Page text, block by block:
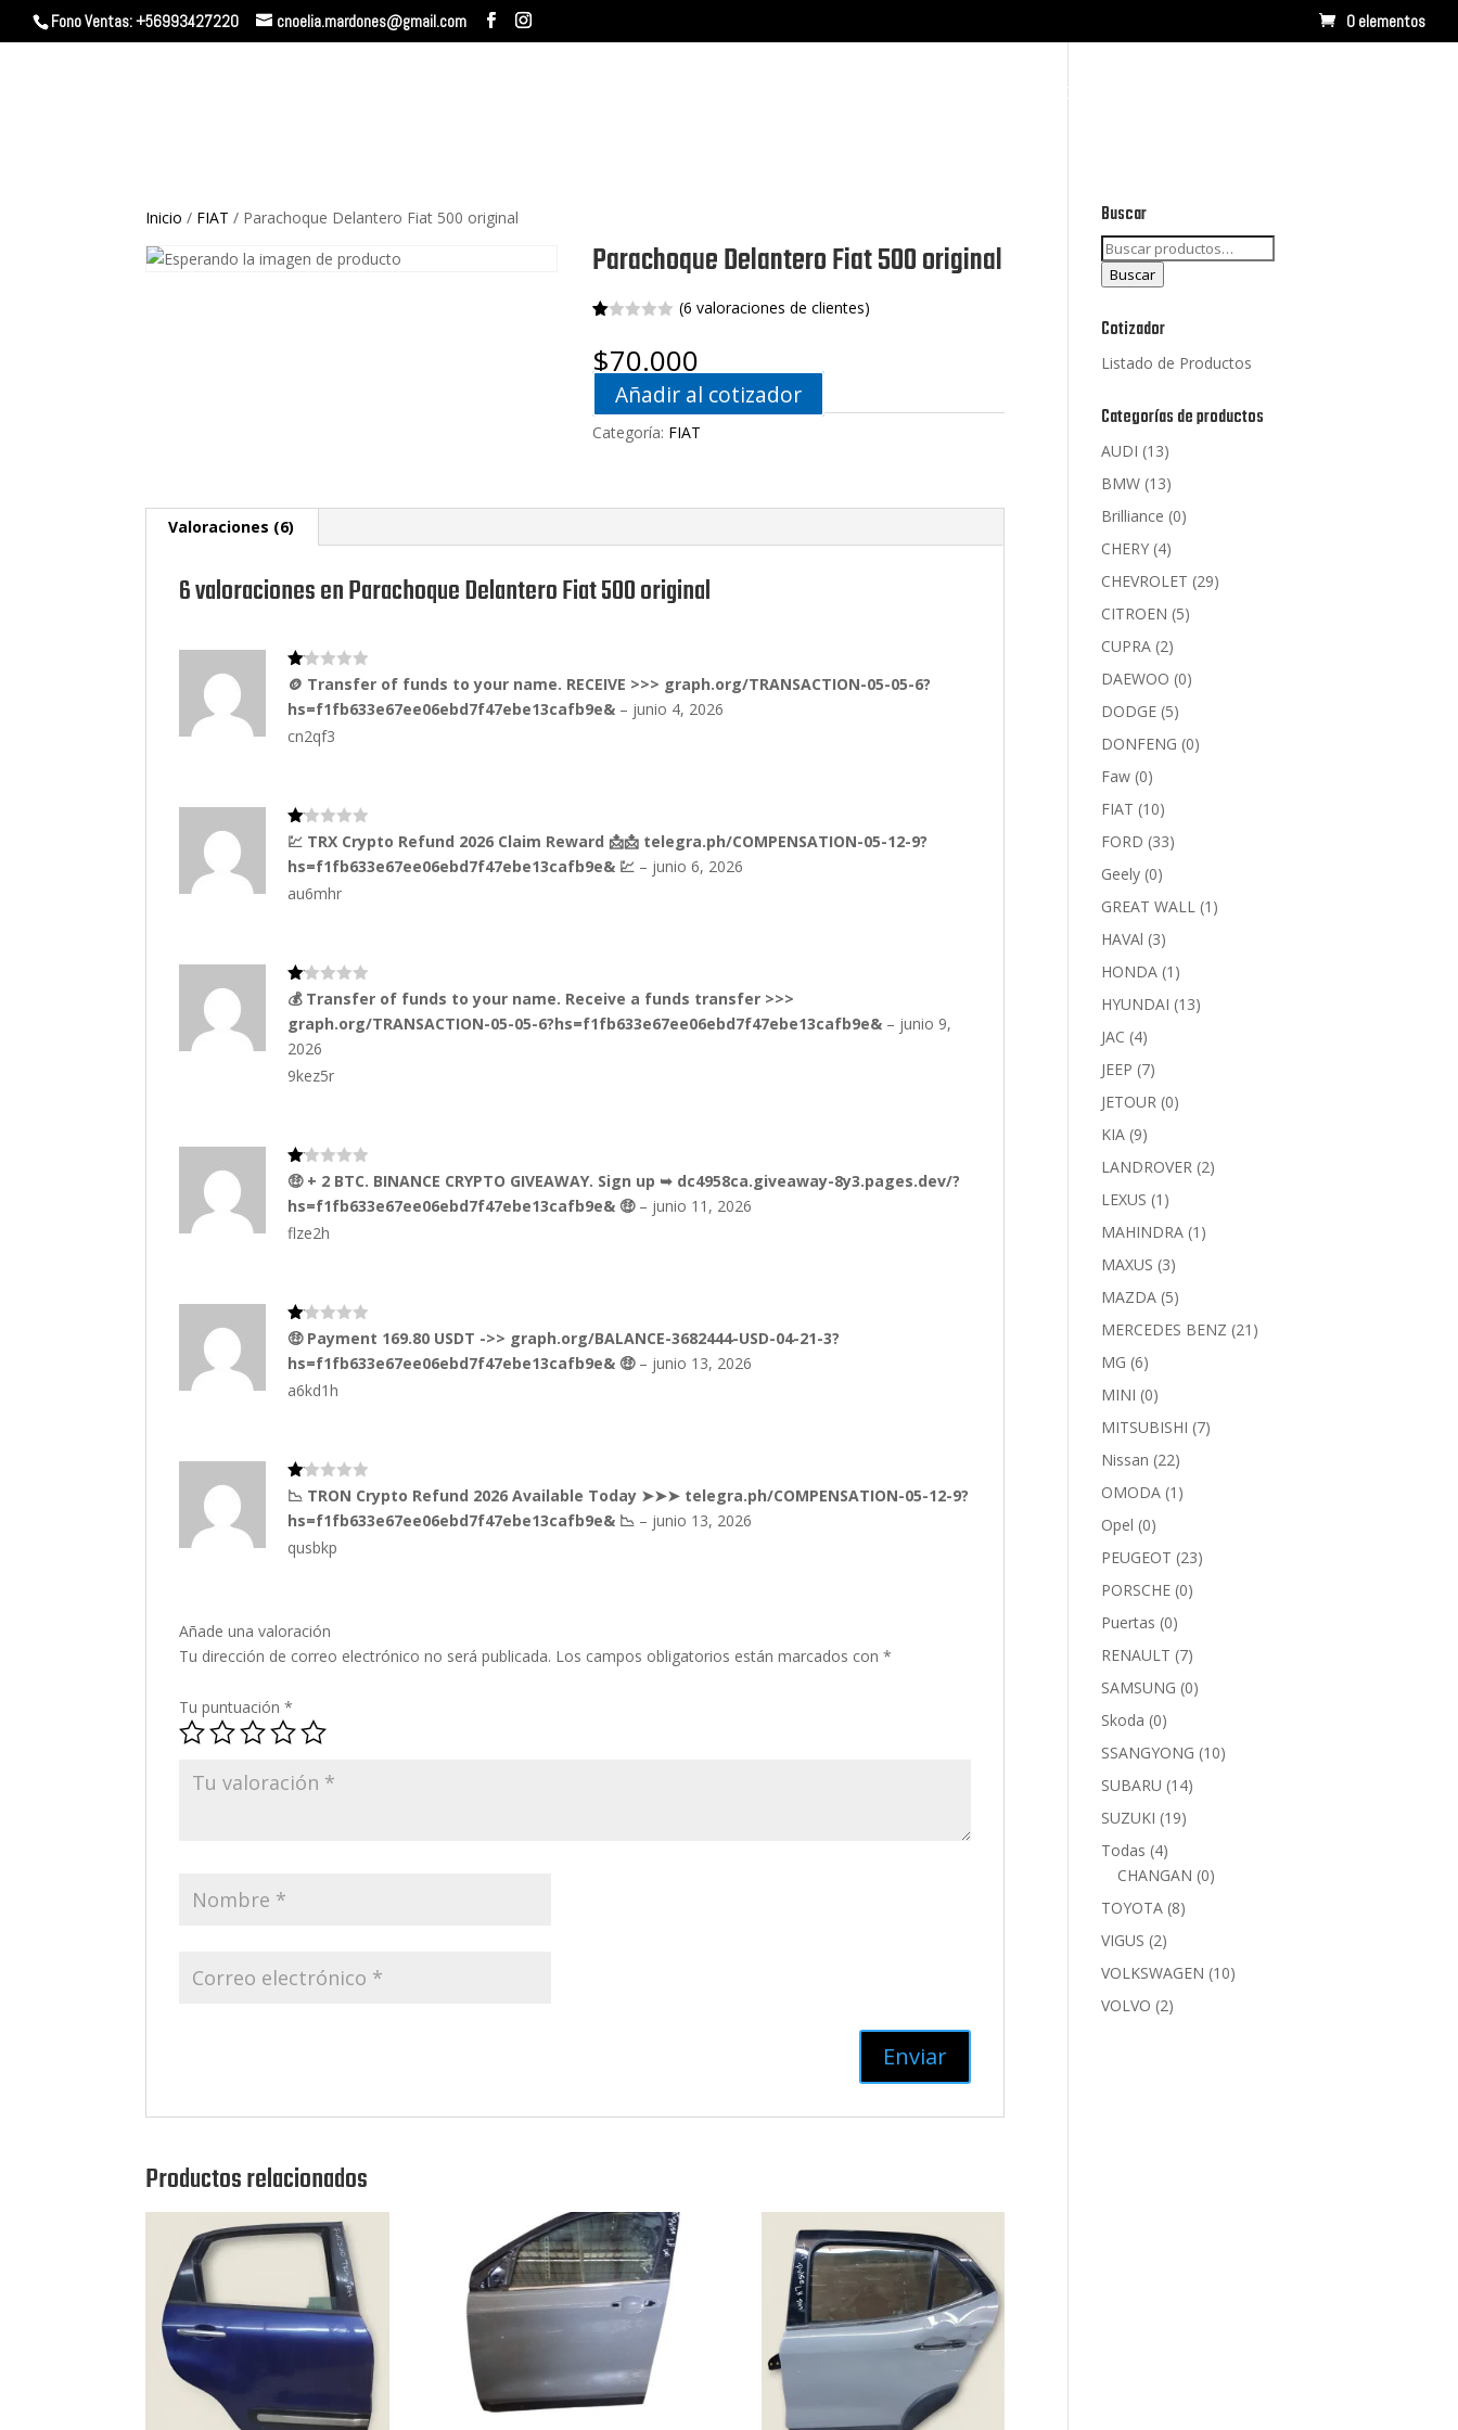
Fono Ventas: +56993427220 cnoelia.mardones@gmail.com 0 elementos
CONTACTO
Inicio / FIAT / Parachoque Delantero Fiat 500 original
Parachoque Delantero Fiat 500 original
ra
do
00
s
a
ra
cli
te
(6 valoraciones de clientes)
$70.000
Añadir al cotizador
Categoría: FIAT
Valoraciones (6)
6 valoraciones enParachoque Delantero Fiat 500 original
Va
lo
ra
co
🪙 Transfer of funds to your name. RECEIVE >>> graph.org/TRANSACTION-05-05-6?
hs=f1fb633e67ee06ebd7f47ebe13cafb9e& – junio 4, 2026
cn2qf3
Va
lo
ra
co
💹 TRX Crypto Refund 2026 Claim Reward 📩📩 telegra.ph/COMPENSATION-05-12-9?
hs=f1fb633e67ee06ebd7f47ebe13cafb9e& 💹 – junio 6, 2026
au6mhr
Va
lo
ra
co
n
1
💰 Transfer of funds to your name. Receive a funds transfer >>>
graph.org/TRANSACTION-05-05-6?hs=f1fb633e67ee06ebd7f47ebe13cafb9e& – junio 9,
2026
9kez5r
Va
lo
ra
co
🤑 + 2 BTC. BINANCE CRYPTO GIVEAWAY. Sign up ➥ dc4958ca.giveaway-8y3.pages.dev/?
hs=f1fb633e67ee06ebd7f47ebe13cafb9e& 🤑 – junio 11, 2026
flze2h
Va
lo
ra
co
🤑 Payment 169.80 USDT ->> graph.org/BALANCE-3682444-USD-04-21-3?
hs=f1fb633e67ee06ebd7f47ebe13cafb9e& 🤑 – junio 13, 2026
a6kd1h
Va
lo
ra
co
📉 TRON Crypto Refund 2026 Available Today ➤➤➤ telegra.ph/COMPENSATION-05-12-9?
hs=f1fb633e67ee06ebd7f47ebe13cafb9e& 📉 – junio 13, 2026
qusbkp
Añade una valoración
Tu dirección de correo electrónico no será publicada. Los campos obligatorios están marcados con*
Tu puntuación*
Productos relacionados
Buscar
Buscar
por:
Buscar
Cotizador
Listado de Productos
Categorías de productos
AUDI (13)
BMW (13)
Brilliance (0)
CHERY (4)
CHEVROLET (29)
CITROEN (5)
CUPRA (2)
DAEWOO (0)
DODGE (5)
DONFENG (0)
Faw (0)
FIAT (10)
FORD (33)
Geely (0)
GREAT WALL (1)
HAVAl (3)
HONDA (1)
HYUNDAI (13)
JAC (4)
JEEP (7)
JETOUR (0)
KIA (9)
LANDROVER (2)
LEXUS (1)
MAHINDRA (1)
MAXUS (3)
MAZDA (5)
MERCEDES BENZ (21)
MG (6)
MINI (0)
MITSUBISHI (7)
Nissan (22)
OMODA (1)
Opel (0)
PEUGEOT (23)
PORSCHE (0)
Puertas (0)
RENAULT (7)
SAMSUNG (0)
Skoda (0)
SSANGYONG (10)
SUBARU (14)
SUZUKI (19)
Todas (4)
CHANGAN (0)
TOYOTA (8)
VIGUS (2)
VOLKSWAGEN (10)
VOLVO (2)